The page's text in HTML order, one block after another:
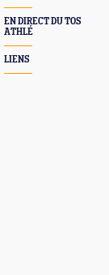
EN DIRECT DU TOS
ATHLÉ
LIENS